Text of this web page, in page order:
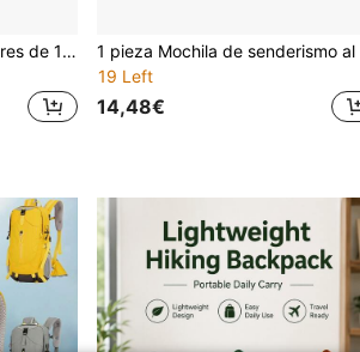
Mochila ligera para exteriores de 18L, adecuada para senderismo y montañismo, color negro
19 Left
14,48€